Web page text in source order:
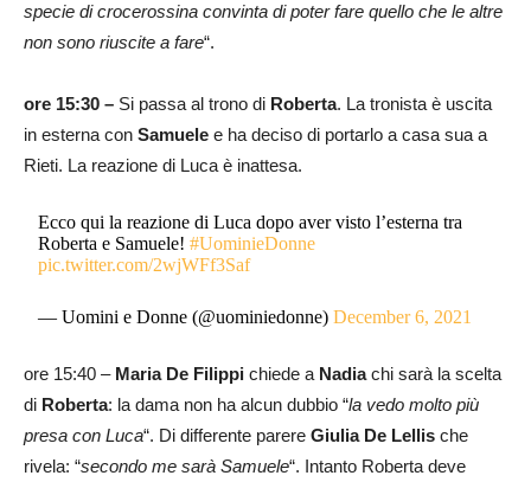
specie di crocerossina convinta di poter fare quello che le altre
non sono riuscite a fare“.
ore 15:30 – Si passa al trono di Roberta. La tronista è uscita
in esterna con Samuele e ha deciso di portarlo a casa sua a
Rieti. La reazione di Luca è inattesa.
Ecco qui la reazione di Luca dopo aver visto l’esterna tra
Roberta e Samuele!#UominieDonne
pic.twitter.com/2wjWFf3Saf
— Uomini e Donne (@uominiedonne)December 6, 2021
ore 15:40 – Maria De Filippi chiede a Nadiachi sarà la scelta
di Roberta: la dama non ha alcun dubbio “la vedo molto più
presa con Luca“. Di differente parere Giulia De Lellis che
rivela: “secondo me sarà Samuele“. Intanto Roberta deve